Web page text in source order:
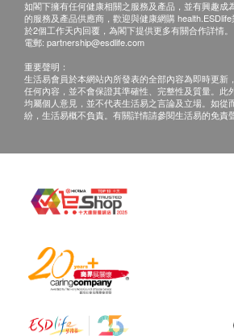
如閣下擁有任何健康相關之服務及產品，並有興趣成
的服務及產品供應商，歡迎與健康網購
於2個工作天內回覆，為閣下提供更多有關合作詳情。
電郵: partnership@esdlife.com
重要聲明：
生活易會員於本網站內所發表的全部內容為即時更新
任何內容，並不會保證其準確性、完整性及質量。此
均屬個人意見，並不代表生活易之言論及立場。如從
紛，生活易概不負責。有關詳情請參閱生活易的免責聲